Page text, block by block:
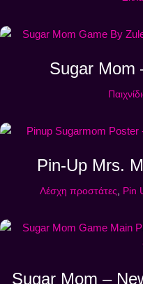
Sugar Mom
Pin-Up Mrs.
Λέσχη προστάτες Pin
Sugar Mom –